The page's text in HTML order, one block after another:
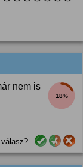
18%
nem is